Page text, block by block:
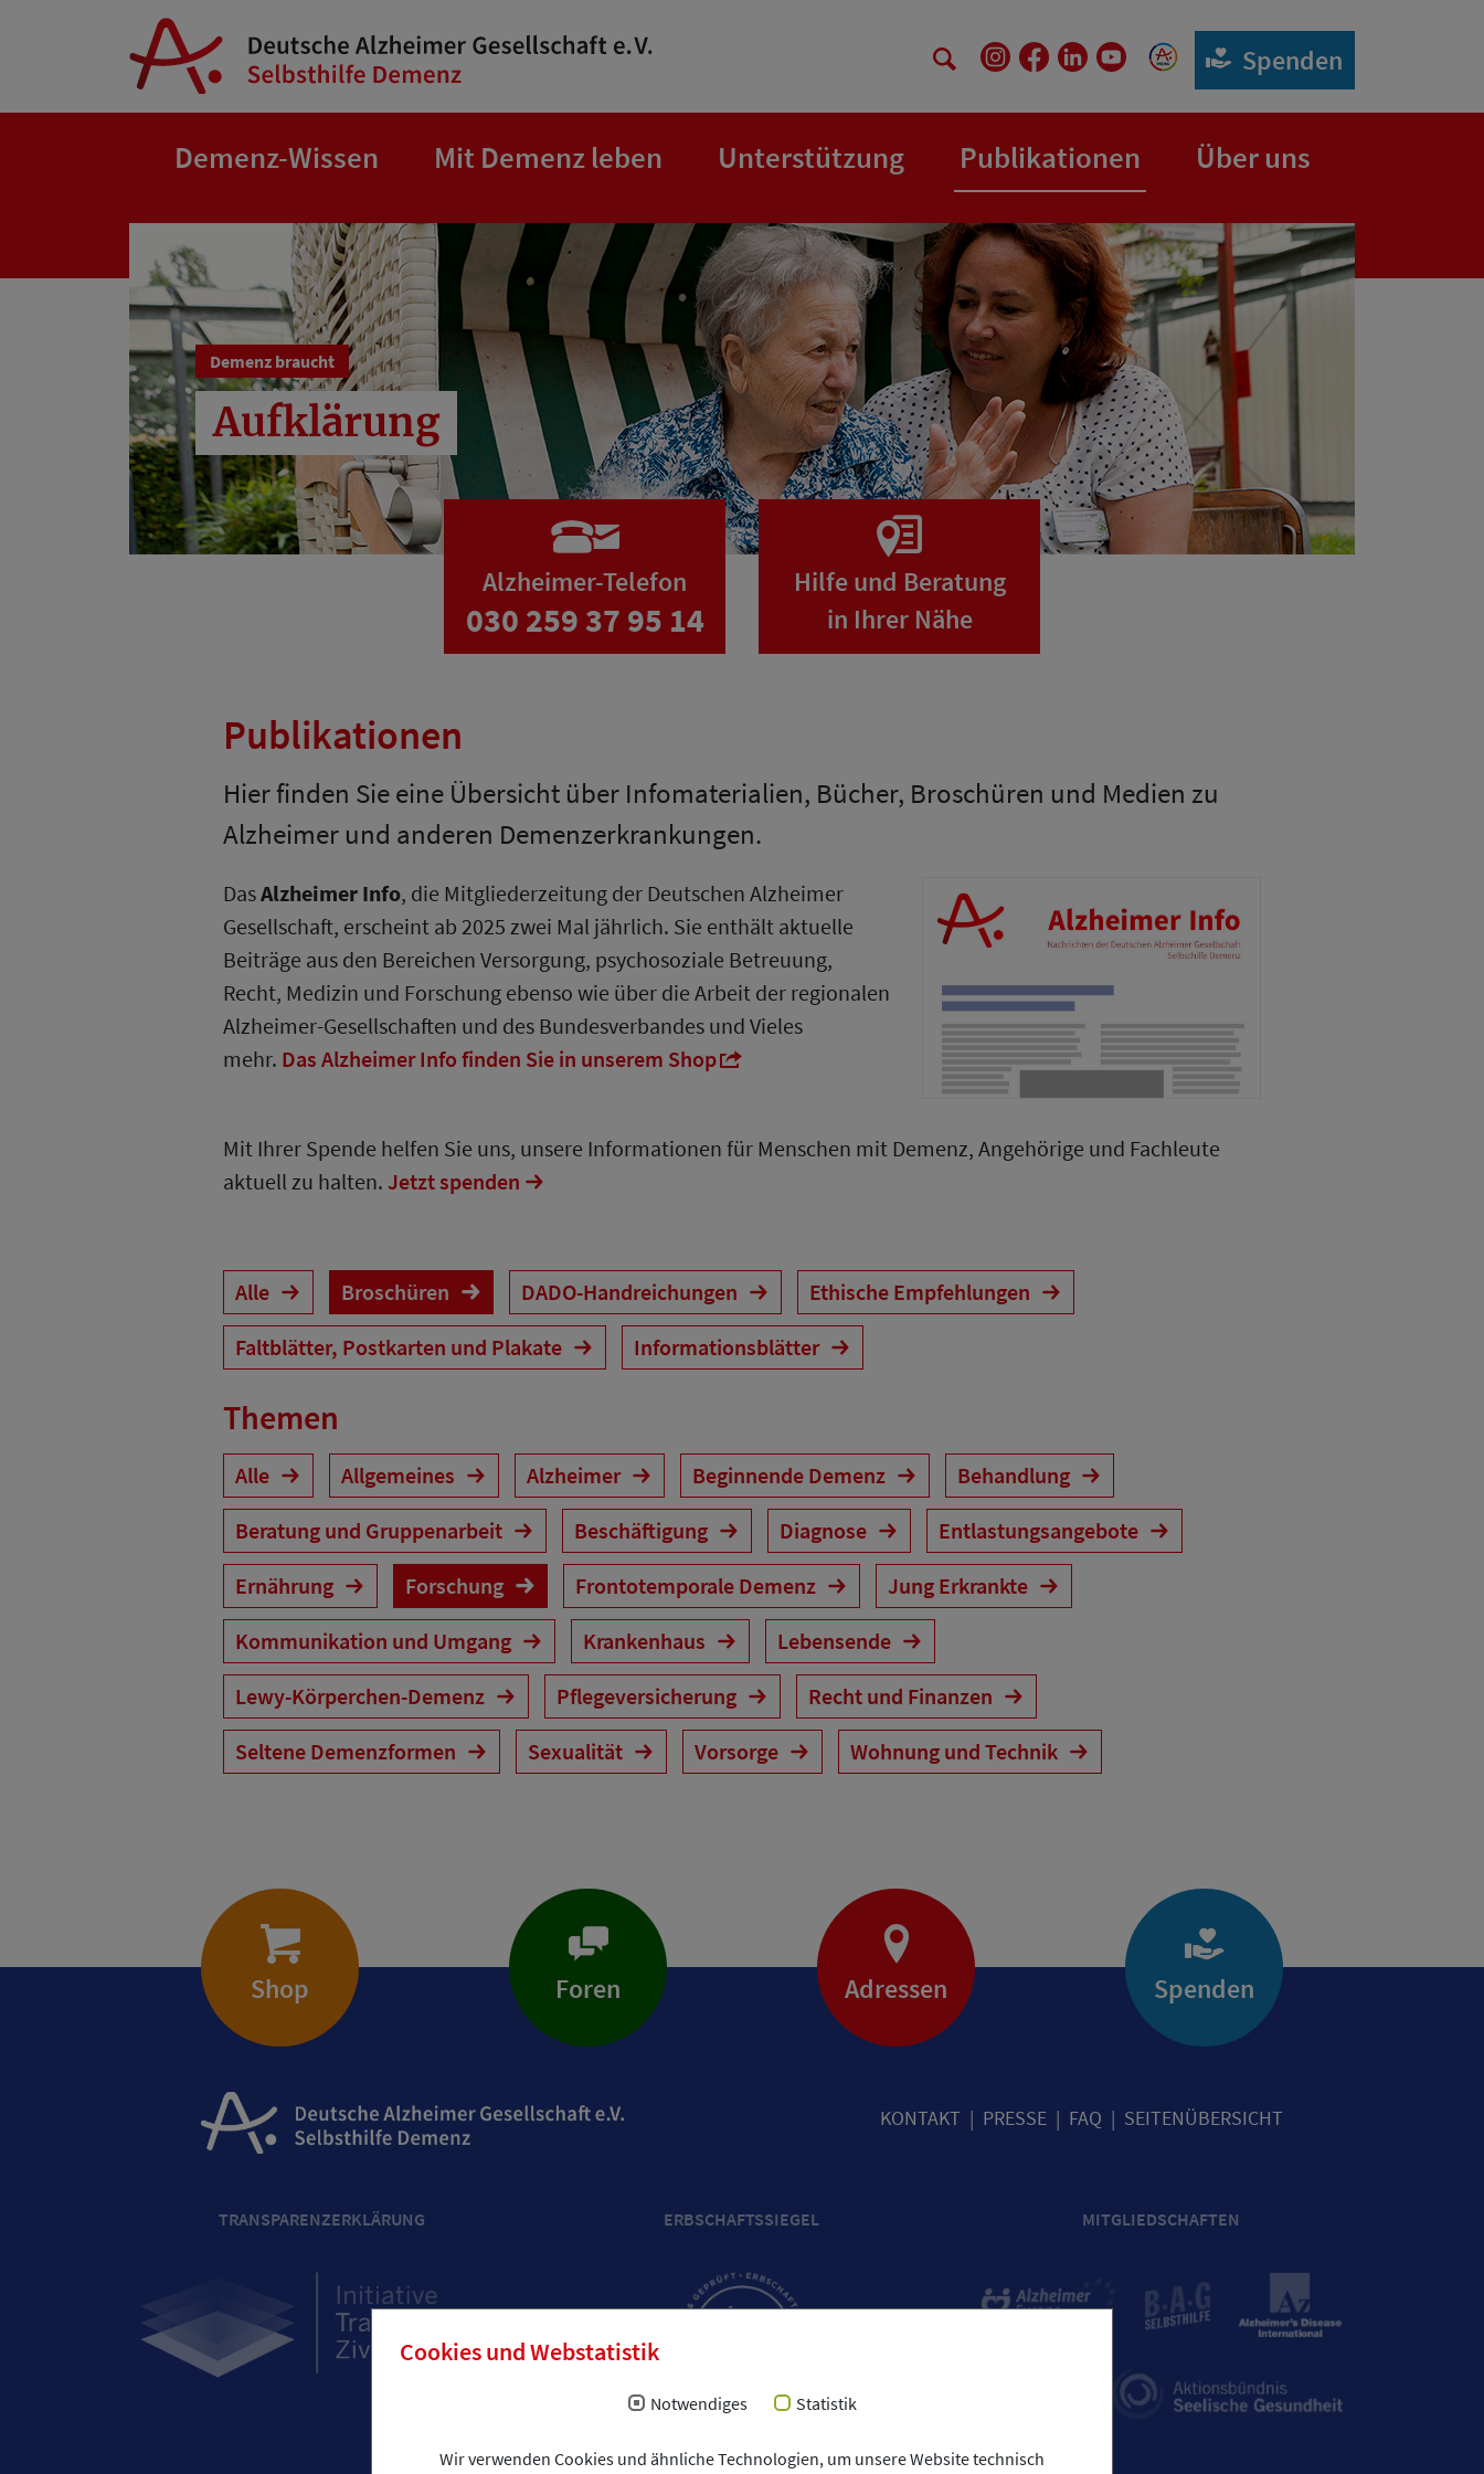
Cookies und Webstatistik
Notwendiges Statistik
Wir verwenden Cookies und ähnliche Technologien, um unsere Website technisch
Springe zum Hauptinhalt
Spenden
Demenz-Wissen Mit Demenz leben Unterstützung Publikationen(aktuelle Seite)
Über uns
Demenz braucht
Aufklärung
Alzheimer-Telefon
030 259 37 95 14
Hilfe und Beratung
in Ihrer Nähe
Publikationen
Hier finden Sie eine Übersicht über Infomaterialien, Bücher, Broschüren und Medien zu
Alzheimer und anderen Demenzerkrankungen.
DasAlzheimer Info, die Mitgliederzeitung der Deutschen Alzheimer
Gesellschaft, erscheint ab 2025 zwei Mal jährlich. Sie enthält aktuelle
Beiträge aus den Bereichen Versorgung, psychosoziale Betreuung,
Recht, Medizin und Forschung ebenso wie über die Arbeit der regionalen
Alzheimer-Gesellschaften und des Bundesverbandes und Vieles
mehr. Das Alzheimer Info finden Sie in unserem Shop
Mit Ihrer Spende helfen Sie uns, unsere Informationen für Menschen mit Demenz, Angehörige und Fachleute
aktuell zu halten. Jetzt spenden
Alle Broschüren DADO-Handreichungen
Ethische Empfehlungen
Faltblätter, Postkarten und Plakate
Informationsblätter
Themen
Alle Allgemeines Alzheimer Beginnende Demenz
Behandlung
Beratung und Gruppenarbeit
Beschäftigung Diagnose
Entlastungsangebote
Ernährung
Forschung Frontotemporale Demenz
Jung Erkrankte
Kommunikation und Umgang
Krankenhaus
Lebensende
Lewy-Körperchen-Demenz
Pflegeversicherung
Recht und Finanzen
Seltene Demenzformen
Sexualität Vorsorge Wohnung und Technik
Shop Foren Adressen Spenden
KONTAKT PRESSE FAQ SEITENÜBERSICHT
TRANSPARENZERKLÄRUNG ERBSCHAFTSSIEGEL MITGLIEDSCHAFTEN